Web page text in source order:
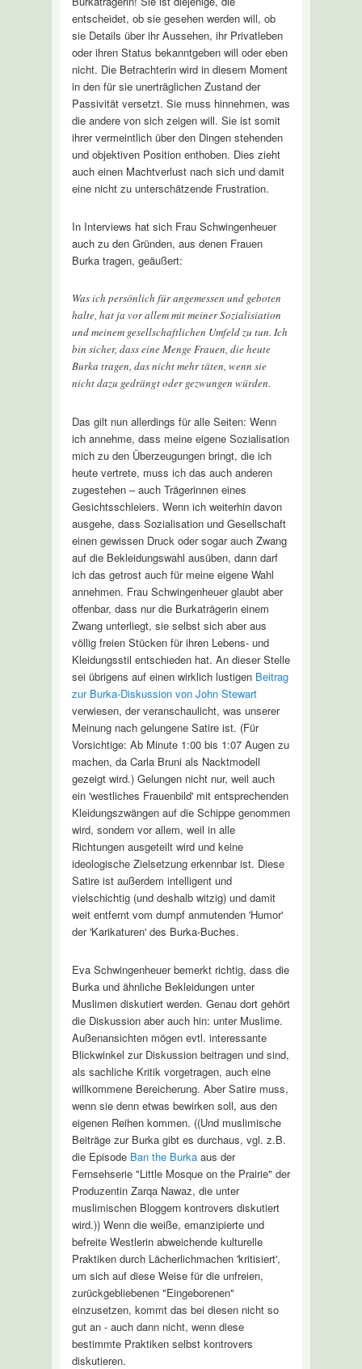
entscheidet, ob sie gesehen werden will, ob
sie Details über ihr Aussehen, ihr Privatleben
oder ihren Status bekanntgeben will oder eben
nicht. Die Betrachterin wird in diesem Moment
in den für sie unerträglichen Zustand der
Passivität versetzt. Sie muss hinnehmen, was
die andere von sich zeigen will. Sie ist somit
ihrer vermeintlich über den Dingen stehenden
und objektiven Position enthoben. Dies zieht
auch einen Machtverlust nach sich und damit
eine nicht zu unterschätzende Frustration.
In Interviews hat sich Frau Schwingenheuer
auch zu den Gründen, aus denen Frauen
Burka tragen, geäußert:
Was ich persönlich für angemessen und geboten
halte, hat ja vor allem mit meiner Sozialisiation
und meinem gesellschaftlichen Umfeld zu tun. Ich
bin sicher, dass eine Menge Frauen, die heute
Burka tragen, das nicht mehr täten, wenn sie
nicht dazu gedrängt oder gezwungen würden.
Das gilt nun allerdings für alle Seiten: Wenn
ich annehme, dass meine eigene Sozialisation
mich zu den Überzeugungen bringt, die ich
heute vertrete, muss ich das auch anderen
zugestehen – auch Trägerinnen eines
Gesichtsschleiers. Wenn ich weiterhin davon
ausgehe, dass Sozialisation und Gesellschaft
einen gewissen Druck oder sogar auch Zwang
auf die Bekleidungswahl ausüben, dann darf
ich das getrost auch für meine eigene Wahl
annehmen. Frau Schwingenheuer glaubt aber
offenbar, dass nur die Burkaträgerin einem
Zwang unterliegt, sie selbst sich aber aus
völlig freien Stücken für ihren Lebens- und
Kleidungsstil entschieden hat. An dieser Stelle
sei übrigens auf einen wirklich lustigen Beitrag
zur Burka-Diskussion von John Stewart
verwiesen, der veranschaulicht, was unserer
Meinung nach gelungene Satire ist. (Für
Vorsichtige: Ab Minute 1:00 bis 1:07 Augen zu
machen, da Carla Bruni als Nacktmodell
gezeigt wird.) Gelungen nicht nur, weil auch
ein 'westliches Frauenbild' mit entsprechenden
Kleidungszwängen auf die Schippe genommen
wird, sondern vor allem, weil in alle
Richtungen ausgeteilt wird und keine
ideologische Zielsetzung erkennbar ist. Diese
Satire ist außerdem intelligent und
vielschichtig (und deshalb witzig) und damit
weit entfernt vom dumpf anmutenden 'Humor'
der 'Karikaturen' des Burka-Buches.
Eva Schwingenheuer bemerkt richtig, dass die
Burka und ähnliche Bekleidungen unter
Muslimen diskutiert werden. Genau dort gehört
die Diskussion aber auch hin: unter Muslime.
Außenansichten mögen evtl. interessante
Blickwinkel zur Diskussion beitragen und sind,
als sachliche Kritik vorgetragen, auch eine
willkommene Bereicherung. Aber Satire muss,
wenn sie denn etwas bewirken soll, aus den
eigenen Reihen kommen. ((Und muslimische
Beiträge zur Burka gibt es durchaus, vgl. z.B.
die Episode Ban the Burkaaus der
Fernsehserie "Little Mosque on the Prairie" der
Produzentin Zarqa Nawaz, die unter
muslimischen Bloggern kontrovers diskutiert
wird.)) Wenn die weiße, emanzipierte und
befreite Westlerin abweichende kulturelle
Praktiken durch Lächerlichmachen 'kritisiert',
um sich auf diese Weise für die unfreien,
zurückgebliebenen "Eingeborenen"
einzusetzen, kommt das bei diesen nicht so
gut an - auch dann nicht, wenn diese
bestimmte Praktiken selbst kontrovers
diskutieren.